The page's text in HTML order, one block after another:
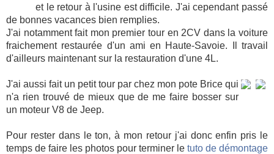
et le retour à l'usine est difficile. J'ai cependant passé
de bonnes vacances bien remplies.
J'ai notamment fait mon premier tour en 2CV dans la voiture
fraichement restaurée d'un ami en Haute-Savoie. Il travail
d'ailleurs maintenant sur la restauration d'une 4L.
J'ai aussi fait un petit tour par chez mon pote Brice qui
n'a rien trouvé de mieux que de me faire bosser sur
un moteur V8 de Jeep.
Pour rester dans le ton, à mon retour j'ai donc enfin pris le
temps de faire les photos pour terminer le tuto de démontage